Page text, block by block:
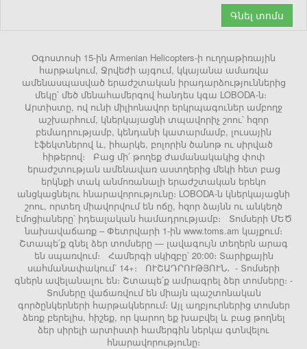
Գնել տոմս
Օգոստոսի 15-ին Armenian Helicopters-ի ուղղաթիռային
հարթակում, Ջրվեժի այգում, կկայանա ամառվա
ամենասպասված երաժշտական իրադարձություններից
մեկը՝ մեծ մենահամերգով հանդես կգա LOBODA-ն։
Արտիստը, ով ունի միլիոնավոր երկրպագուներ ամբողջ
աշխարհում, կներկայացնի տպավորիչ շոու՝ հզոր
բեմադրությամբ, կենդանի կատարմամբ, լուսային
էֆեկտներով և, իհարկե, բոլորին ծանոթ ու սիրված
հիթերով։ Բաց մի՛ թողեք ժամանակակից փոփ
երաժշտության ամենավառ աստղերից մեկի հետ բաց
երկնքի տակ անմոռանալի երաժշտական երեկո
անցկացնելու հնարավորությունը։ LOBODA-ն կներկայացնի
շոու, որտեղ միավորվում են ոճը, հզոր ձայնն ու անկեղծ
էմոցիաները՝ իդեալական համադրությամբ։ Տոմսերի ՄԵԾ
նախավաճառք – Փետրվարի 1-ին www.toms.am կայքում։
Շտապե՛ք գնել ձեր տոմսերը — լավագույն տեղերն արագ
են սպառվում։ Համերգի սկիզբը՝ 20:00։ Տարիքային
սահմանափակում՝ 14+։ ՈՒՇԱԴՐՈՒԹՅՈՒՆ․ - Տոմսերի
գներն ավելանալու են։ Շտապե՛ք ամրագրել ձեր տոմսերը։ -
Տոմսերը վաճառվում են միայն պաշտոնական
գործընկերների հարթակներում։ Այլ աղբյուրներից տոմսեր
ձեռք բերելիս, հիշեք, որ կարող եք խաբվել և բաց թողնել
ձեր սիրելի արտիստի համերգին ներկա գտնվելու
հնարավորությունը։